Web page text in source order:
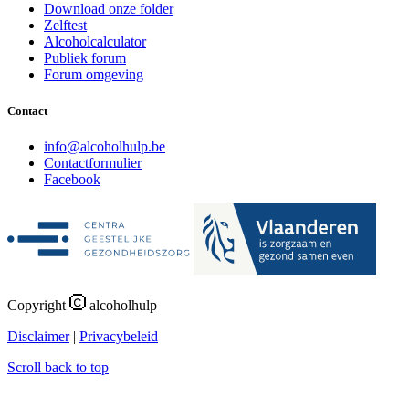
Download onze folder
Zelftest
Alcoholcalculator
Publiek forum
Forum omgeving
Contact
info@alcoholhulp.be
Contactformulier
Facebook
Copyright
alcoholhulp
Disclaimer| Privacybeleid
Scroll back to top